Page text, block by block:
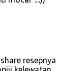
resepnya